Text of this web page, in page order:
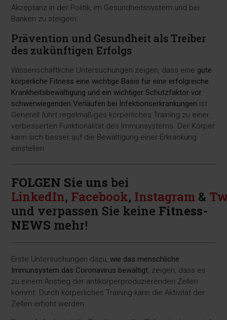
Akzeptanz in der Politik, im Gesundheitssystem und bei
Banken zu steigern.
Prävention und Gesundheit als Treiber
des zukünftigen Erfolgs
Wissenschaftliche Untersuchungen zeigen, dass eine gute
körperliche Fitness eine wichtige Basis für eine erfolgreiche
Krankheitsbewältigung und ein wichtiger Schutzfaktor vor
schwerwiegenden Verläufen bei Infektionserkrankungen ist.
Generell führt regelmäßiges körperliches Training zu einer
verbesserten Funktionalität des Immunsystems. Der Körper
kann sich besser auf die Bewältigung einer Erkrankung
einstellen.
FOLGEN Sie uns bei
LinkedIn, Facebook, Instagram &
und verpassen Sie keine Fitness-
NEWS mehr!
Erste Untersuchungen dazu,wie das menschliche
Immunsystem das Coronavirus bewältigt, zeigen, dass es
zu einem Anstieg der antikörperproduzierenden Zellen
kommt. Durch körperliches Training kann die Aktivität der
Zellen erhöht werden.